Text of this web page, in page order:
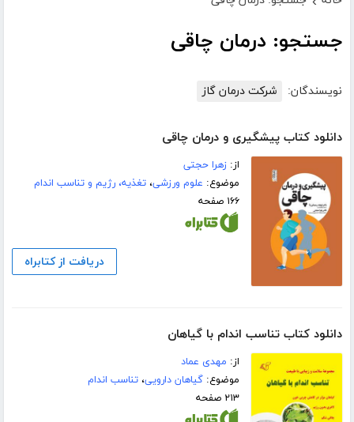
جستجو: درمان چاقی
نویسندگان: شرکت درمان گاز
دانلود کتاب پیشگیری و درمان چاقی
از:زهرا حجتی
موضوع: علوم ورزشی،تغذیه، رژیم و تناسب اندام
۱۶۶ صفحه
دریافت از کتابراه
دانلود کتاب تناسب اندام با گیاهان
از: مهدی عماد
موضوع:گیاهان دارویی،تناسب اندام
۲۱۳ صفحه